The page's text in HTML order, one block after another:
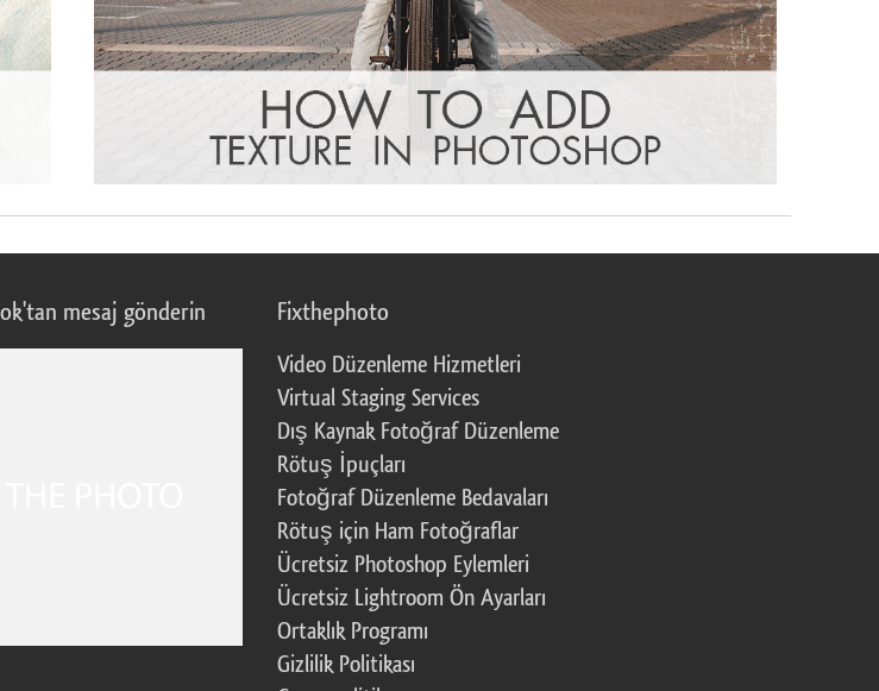
mesaj gönderin Fixthephoto
Video Düzenleme Hizmetleri
Virtual Staging Services
Dış Kaynak Fotoğraf Düzenleme
Rötuş İpuçları
Fotoğraf Düzenleme Bedavaları
Rötuş için Ham Fotoğraflar
Ücretsiz Photoshop Eylemleri
Ücretsiz Lightroom Ön Ayarları
Ortaklık Programı
Gizlilik Politikası